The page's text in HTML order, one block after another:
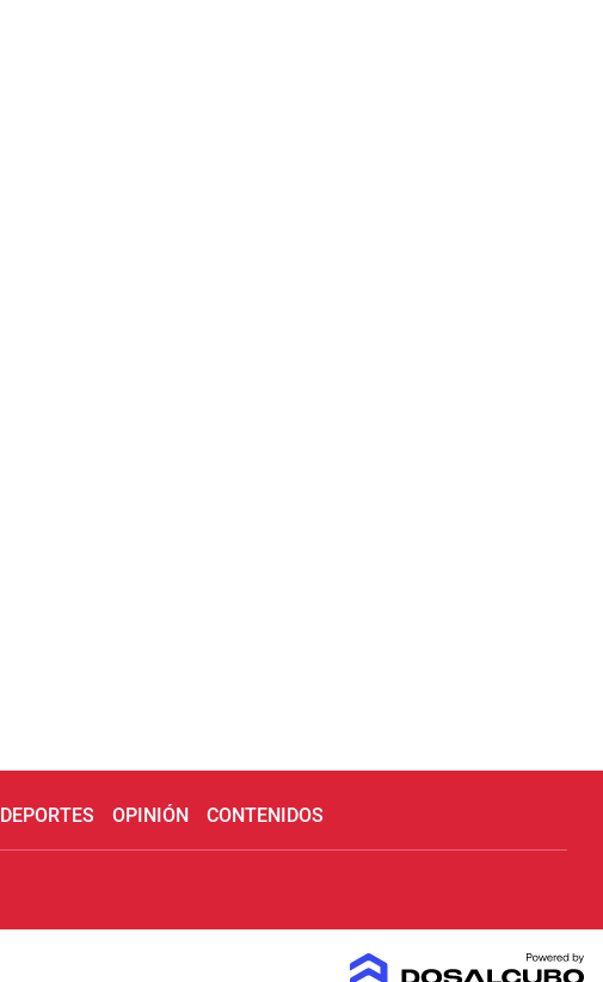
DEPORTES OPINIÓN CONTENIDOS